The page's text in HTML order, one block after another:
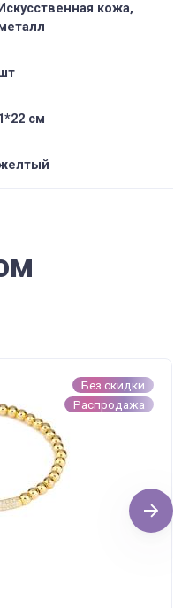
Искусственная кожа,
см
Без скидки
Распродажа
Next